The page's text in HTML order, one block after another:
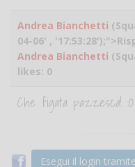
Andrea Bianchetti
04-06' ,
Andrea Bianchetti
likes: 0
Che figata pazzesca! :O
Esegui il login